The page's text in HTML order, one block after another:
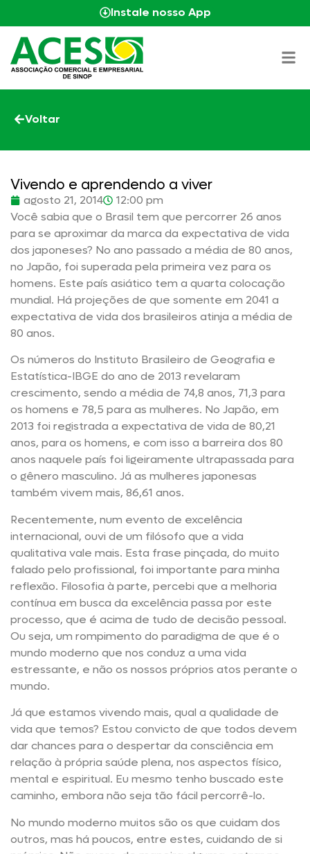
Instale nosso App
Voltar
Vivendo e aprendendo a viver
agosto 21, 2014
12:00 pm
Você sabia que o Brasil tem que percorrer 26 anos
para se aproximar da marca da expectativa de vida
dos japoneses? No ano passado a média de 80 anos,
no Japão, foi superada pela primeira vez para os
homens. Este país asiático tem a quarta colocação
mundial. Há projeções de que somente em 2041 a
expectativa de vida dos brasileiros atinja a média de
80 anos.
Os números do Instituto Brasileiro de Geografia e
Estatística-IBGE do ano de 2013 revelaram
crescimento, sendo a média de 74,8 anos, 71,3 para
os homens e 78,5 para as mulheres. No Japão, em
2013 foi registrada a expectativa de vida de 80,21
anos, para os homens, e com isso a barreira dos 80
anos naquele país foi ligeiramente ultrapassada para
o gênero masculino. Já as mulheres japonesas
também vivem mais, 86,61 anos.
Recentemente, num evento de excelência
internacional, ouvi de um filósofo que a vida
qualitativa vale mais. Esta frase pinçada, do muito
falado pelo profissional, foi importante para minha
reflexão. Filosofia à parte, percebi que a melhoria
contínua em busca da excelência passa por este
processo, que é acima de tudo de decisão pessoal.
Ou seja, um rompimento do paradigma de que é o
mundo moderno que nos conduz a uma vida
estressante, e não os nossos próprios atos perante o
mundo.
Já que estamos vivendo mais, qual a qualidade de
vida que temos? Estou convicto de que todos devem
dar chances para o despertar da consciência em
relação à própria saúde plena, nos aspectos físico,
mental e espiritual. Eu mesmo tenho buscado este
caminho, embora não seja tão fácil percorrê-lo.
No mundo moderno muitos são os que cuidam dos
outros, mas há poucos, entre estes, cuidando de si